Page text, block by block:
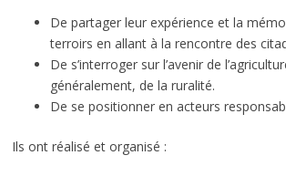
De partager leur expérience et la
terroirs en allant à la rencontre des
De s’interroger sur l’avenir de
généralement, de la ruralité.
De se positionner en acteurs
Ils ont réalisé et organisé :